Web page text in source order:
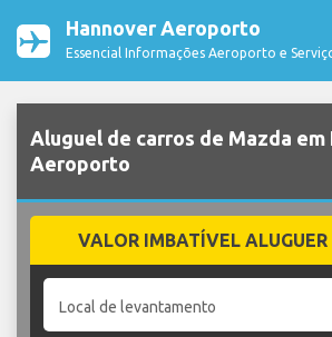
Hannover Aeroporto
Essencial Informações Aeroporto e
Aluguel de carros de Mazda em
Aeroporto
VALOR IMBATÍVEL ALUGUER
Local de levantamento